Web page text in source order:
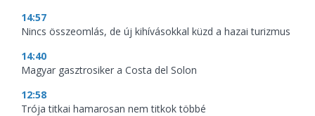
14:57
Nincs összeomlás, de új kihívásokkal küzd a hazai turizmus
14:40
Magyar gasztrosiker a Costa del Solon
12:58
Trója titkai hamarosan nem titkok többé